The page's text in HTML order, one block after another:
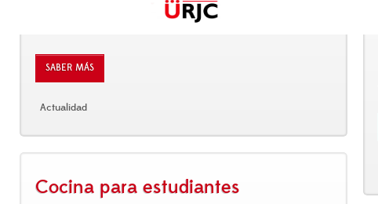
SABER MÁS
Actualidad
Cocina para estudiantes